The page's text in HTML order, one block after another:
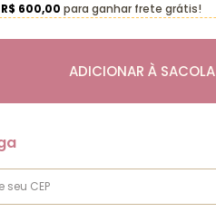
ADICIONAR À SACOLA
R$ 600,00 para ganhar frete grátis!